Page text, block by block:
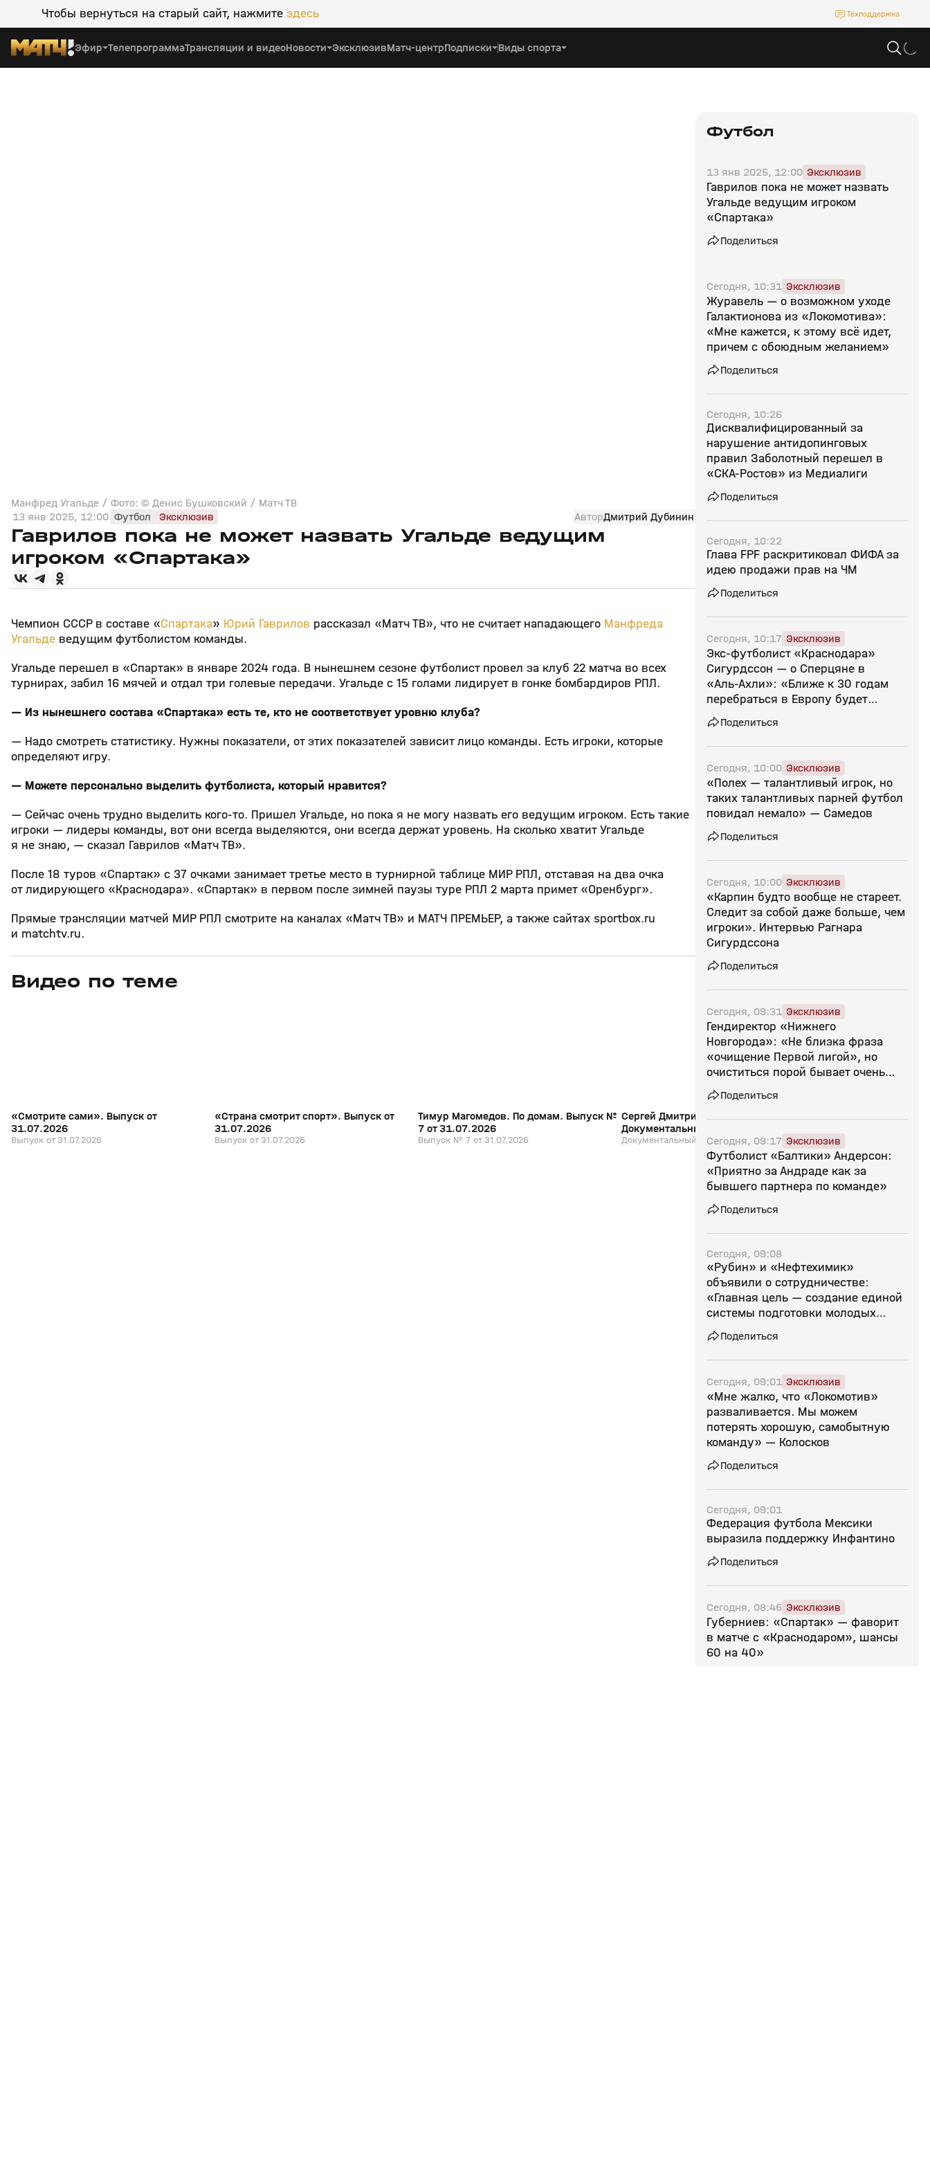
Чтобы вернуться на старый сайт, нажмите здесь Техподдержка
Эфир ТелепрограммаТрансляции и видеоНовости ЭксклюзивМатч-центрПодписки Виды спорта
Манфред Угальде / Фото: © Денис Бушковский / Матч ТВ
13 янв 2025, 12:00 Футбол Эксклюзив АвторДмитрий Дубинин
Гаврилов пока не может назвать Угальде ведущим
игроком «Спартака»
Чемпион СССР в составе «Спартака» Юрий Гаврилов рассказал «Матч ТВ», что не считает нападающего Манфреда
Угальде ведущим футболистом команды.
Угальде перешел в «Спартак» в январе 2024 года. В нынешнем сезоне футболист провел за клуб 22 матча во всех
турнирах, забил 16 мячей и отдал три голевые передачи. Угальде с 15 голами лидирует в гонке бомбардиров РПЛ.
— Из нынешнего состава «Спартака» есть те, кто не соответствует уровню клуба?
— Надо смотреть статистику. Нужны показатели, от этих показателей зависит лицо команды. Есть игроки, которые
определяют игру.
— Можете персонально выделить футболиста, который нравится?
— Сейчас очень трудно выделить кого‑то. Пришел Угальде, но пока я не могу назвать его ведущим игроком. Есть такие
игроки — лидеры команды, вот они всегда выделяются, они всегда держат уровень. На сколько хватит Угальде
я не знаю, — сказал Гаврилов «Матч ТВ».
После 18 туров «Спартак» с 37 очками занимает третье место в турнирной таблице МИР РПЛ, отставая на два очка
от лидирующего «Краснодара». «Спартак» в первом после зимней паузы туре РПЛ 2 марта примет «Оренбург».
Прямые трансляции матчей МИР РПЛ смотрите на каналах «Матч ТВ» и МАТЧ ПРЕМЬЕР, а также сайтах sportbox.ru
и matchtv.ru.
Видео по теме
31 июл, 17:10
«Смотрите сами». Выпуск от
31.07.2026
Выпуск от 31.07.2026
«Страна смотрит спорт». Выпуск от
31.07.2026
Выпуск от 31.07.2026
Тимур Магомедов. По домам. Выпуск №
7 от 31.07.2026
Выпуск № 7 от 31.07.2026
Сергей Дмитриев: «В Зенит, домой!».
Документальный фильм
Документальный фильм
Страна смотрит
Выпуск от 24.07.2026
Футбол
13 янв 2025, 12:00 Эксклюзив
Гаврилов пока не может назвать
Угальде ведущим игроком
«Спартака»
Поделиться
Сегодня, 10:31 Эксклюзив
Журавель — о возможном уходе
Галактионова из «Локомотива»:
«Мне кажется, к этому всё идет,
причем с обоюдным желанием»
Поделиться
Сегодня, 10:26
Дисквалифицированный за
нарушение антидопинговых
правил Заболотный перешел в
«СКА‑Ростов» из Медиалиги
Поделиться
Сегодня, 10:22
Глава FPF раскритиковал ФИФА за
идею продажи прав на ЧМ
Поделиться
Сегодня, 10:17 Эксклюзив
Экс‑футболист «Краснодара»
Сигурдссон — о Сперцяне в
«Аль‑Ахли»: «Ближе к 30 годам
перебраться в Европу будет
сложнее»
Поделиться
Сегодня, 10:00 Эксклюзив
«Полех — талантливый игрок, но
таких талантливых парней футбол
повидал немало» — Самедов
Поделиться
Сегодня, 10:00 Эксклюзив
«Карпин будто вообще не стареет.
Следит за собой даже больше, чем
игроки». Интервью Рагнара
Сигурдссона
Поделиться
Сегодня, 09:31 Эксклюзив
Гендиректор «Нижнего
Новгорода»: «Не близка фраза
«очищение Первой лигой», но
очиститься порой бывает очень
полезно»
Поделиться
Сегодня, 09:17 Эксклюзив
Футболист «Балтики» Андерсон:
«Приятно за Андраде как за
бывшего партнера по команде»
Поделиться
Сегодня, 09:08
«Рубин» и «Нефтехимик»
объявили о сотрудничестве:
«Главная цель — создание единой
системы подготовки молодых
футболистов»
Поделиться
Сегодня, 09:01 Эксклюзив
«Мне жалко, что «Локомотив»
разваливается. Мы можем
потерять хорошую, самобытную
команду» — Колосков
Поделиться
Сегодня, 09:01
Федерация футбола Мексики
выразила поддержку Инфантино
Поделиться
Сегодня, 08:46 Эксклюзив
Губерниев: «Спартак» — фаворит
в матче с «Краснодаром», шансы
60 на 40»